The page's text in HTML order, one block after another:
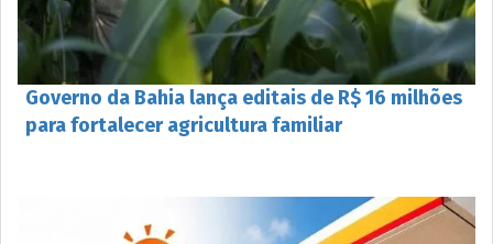
Governo da Bahia lança editais de R$ 16 milhões
para fortalecer agricultura familiar